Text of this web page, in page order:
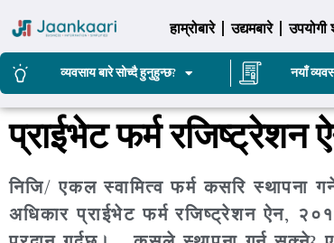
हाम्रोबारे उद्यमबारे उपयोगी
व्यवसाय बारे सोच्दै हुनुहुन्छ? नयाँ
प्राईभेट फर्म
निजि/ एकल स्वामित्व फर्म कसरि स्थापना
अधिकार प्राईभेट फर्म रजिष्ट्रेशन ऐन,